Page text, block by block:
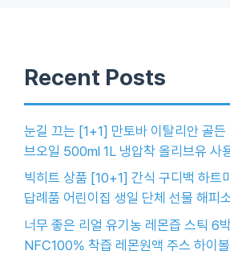
Recent Posts
눈길 끄는 [1+1] 만토바 이탈리안 골든
브오일 500ml 1L 냉압착 올리브유 사
빅히트 상품 [10+1] 간식 구디백 하트
답례품 어린이집 생일 단체 선물 해피
너무 좋은 리얼 유기농 레몬즙 스틱 6
NFC100% 착즙 레몬원액 주스 하이